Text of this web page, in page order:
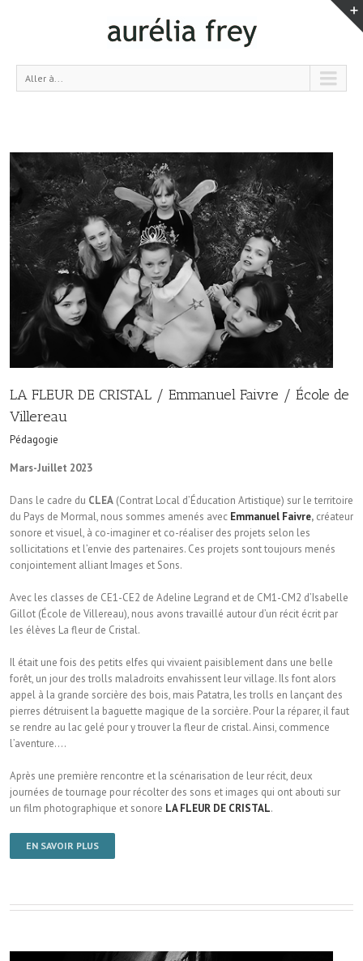
Aller à...
LA FLEUR DE CRISTAL / Emmanuel Faivre / École de
Villereau
Pédagogie
Mars-Juillet 2023
Dans le cadre du CLEA (Contrat Local d’Éducation Artistique) sur le territoire
du Pays de Mormal, nous sommes amenés avec Emmanuel Faivre, créateur
sonore et visuel, à co-imaginer et co-réaliser des projets selon les
sollicitations et l’envie des partenaires. Ces projets sont toujours menés
conjointement alliant Images et Sons.
Avec les classes de CE1-CE2 de Adeline Legrand et de CM1-CM2 d’Isabelle
Gillot (École de Villereau), nous avons travaillé autour d’un récit écrit par
les élèves La fleur de Cristal.
Il était une fois des petits elfes qui vivaient paisiblement dans une belle
forêt, un jour des trolls maladroits envahissent leur village. Ils font alors
appel à la grande sorcière des bois, mais Patatra, les trolls en lançant des
pierres détruisent la baguette magique de la sorcière. Pour la réparer, il faut
se rendre au lac gelé pour y trouver la fleur de cristal. Ainsi, commence
l’aventure….
Après une première rencontre et la scénarisation de leur récit, deux
journées de tournage pour récolter des sons et images qui ont abouti sur
un film photographique et sonore LA FLEUR DE CRISTAL.
EN SAVOIR PLUS